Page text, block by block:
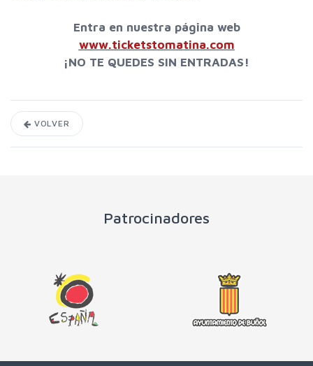
Entra en nuestra página web
www.ticketstomatina.com
¡NO TE QUEDES SIN ENTRADAS!
VOLVER
Patrocinadores